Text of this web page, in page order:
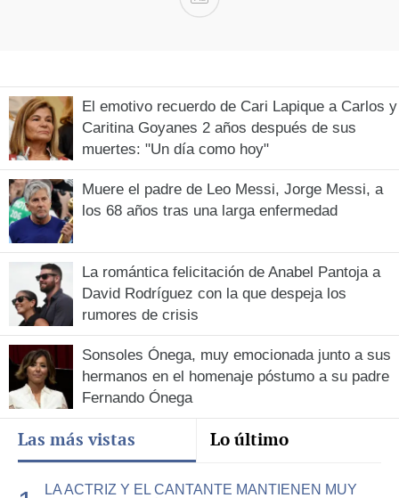
El emotivo recuerdo de Cari Lapique a Carlos y
Caritina Goyanes 2 años después de sus
muertes: "Un día como hoy"
Muere el padre de Leo Messi, Jorge Messi, a
los 68 años tras una larga enfermedad
La romántica felicitación de Anabel Pantoja a
David Rodríguez con la que despeja los
rumores de crisis
Sonsoles Ónega, muy emocionada junto a sus
hermanos en el homenaje póstumo a su padre
Fernando Ónega
Las más vistas Lo último
LA ACTRIZ Y EL CANTANTE MANTIENEN MUY